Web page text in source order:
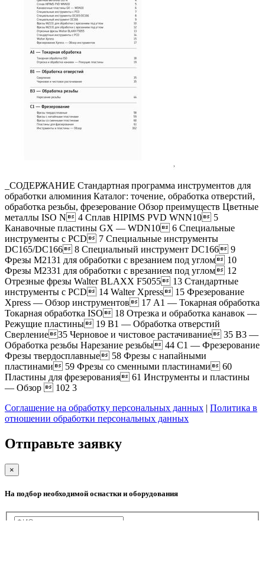
_СОДЕРЖАНИЕ Стандартная программа инструментов для
обработки алюминия Каталог: точение, обработка отверстий,
обработка резьбы, фрезерование Обзор преимуществ Цветные
металлы ISO N 4 Сплав HIPIMS PVD WNN10 5
Канавочные пластины GX — WDN10 6 Специальные
инструменты с PCD 7 Специальные инструменты
DC165/DC166 8 Специальный инструмент DC166 9
Фрезы M2131 для обработки с врезанием под углом 10
Фрезы M2331 для обработки с врезанием под углом 12
Отрезные фрезы Walter BLAXX F5055 13 Стандартные
инструменты с PCD 14 Walter Xpress 15 Фрезерование
Xpress — Обзор инструментов 17 A1 — Токарная обработка
Токарная обработка ISO 18 Отрезка и обработка канавок —
Режущие пластины 19 B1 — Обработка отверстий
Сверление35 Черновое и чистовое растачивание 35 B3 —
Обработка резьбы Нарезание резьбы 44 C1 — Фрезерование
Фрезы твердосплавные 58 Фрезы с напайными
пластинами 59 Фрезы со сменными пластинами 60
Пластины для фрезерования 61 Инструменты и пластины
— Обзор  102 3
Соглашение на обработку персональных данных | Политика в
отношении обработки персональных данных
Отправьте заявку
×
На подбор необходимой оснастки и оборудования